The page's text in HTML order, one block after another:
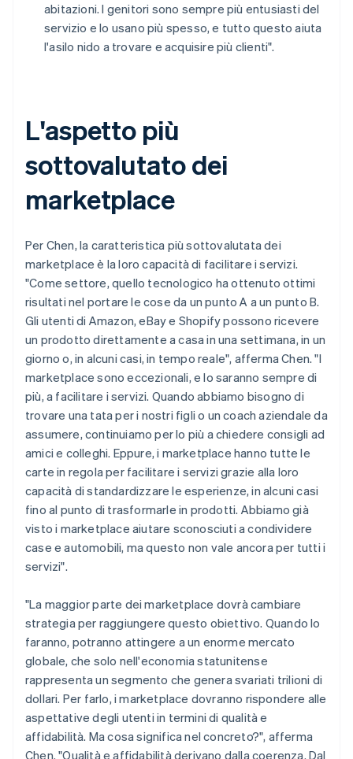
abitazioni. I genitori sono sempre più entusiasti del
servizio e lo usano più spesso, e tutto questo aiuta
l'asilo nido a trovare e acquisire più clienti".
L'aspetto più
sottovalutato dei
marketplace
Per Chen, la caratteristica più sottovalutata dei
marketplace è la loro capacità di facilitare i servizi.
"Come settore, quello tecnologico ha ottenuto ottimi
risultati nel portare le cose da un punto A a un punto B.
Gli utenti di Amazon, eBay e Shopify possono ricevere
un prodotto direttamente a casa in una settimana, in un
giorno o, in alcuni casi, in tempo reale", afferma Chen. "I
marketplace sono eccezionali, e lo saranno sempre di
più, a facilitare i servizi. Quando abbiamo bisogno di
trovare una tata per i nostri figli o un coach aziendale da
assumere, continuiamo per lo più a chiedere consigli ad
amici e colleghi. Eppure, i marketplace hanno tutte le
carte in regola per facilitare i servizi grazie alla loro
capacità di standardizzare le esperienze, in alcuni casi
fino al punto di trasformarle in prodotti. Abbiamo già
visto i marketplace aiutare sconosciuti a condividere
case e automobili, ma questo non vale ancora per tutti i
servizi".
"La maggior parte dei marketplace dovrà cambiare
strategia per raggiungere questo obiettivo. Quando lo
faranno, potranno attingere a un enorme mercato
globale, che solo nell'economia statunitense
rappresenta un segmento che genera svariati trilioni di
dollari. Per farlo, i marketplace dovranno rispondere alle
aspettative degli utenti in termini di qualità e
affidabilità. Ma cosa significa nel concreto?", afferma
Chen. "Qualità e affidabilità derivano dalla coerenza. Dal